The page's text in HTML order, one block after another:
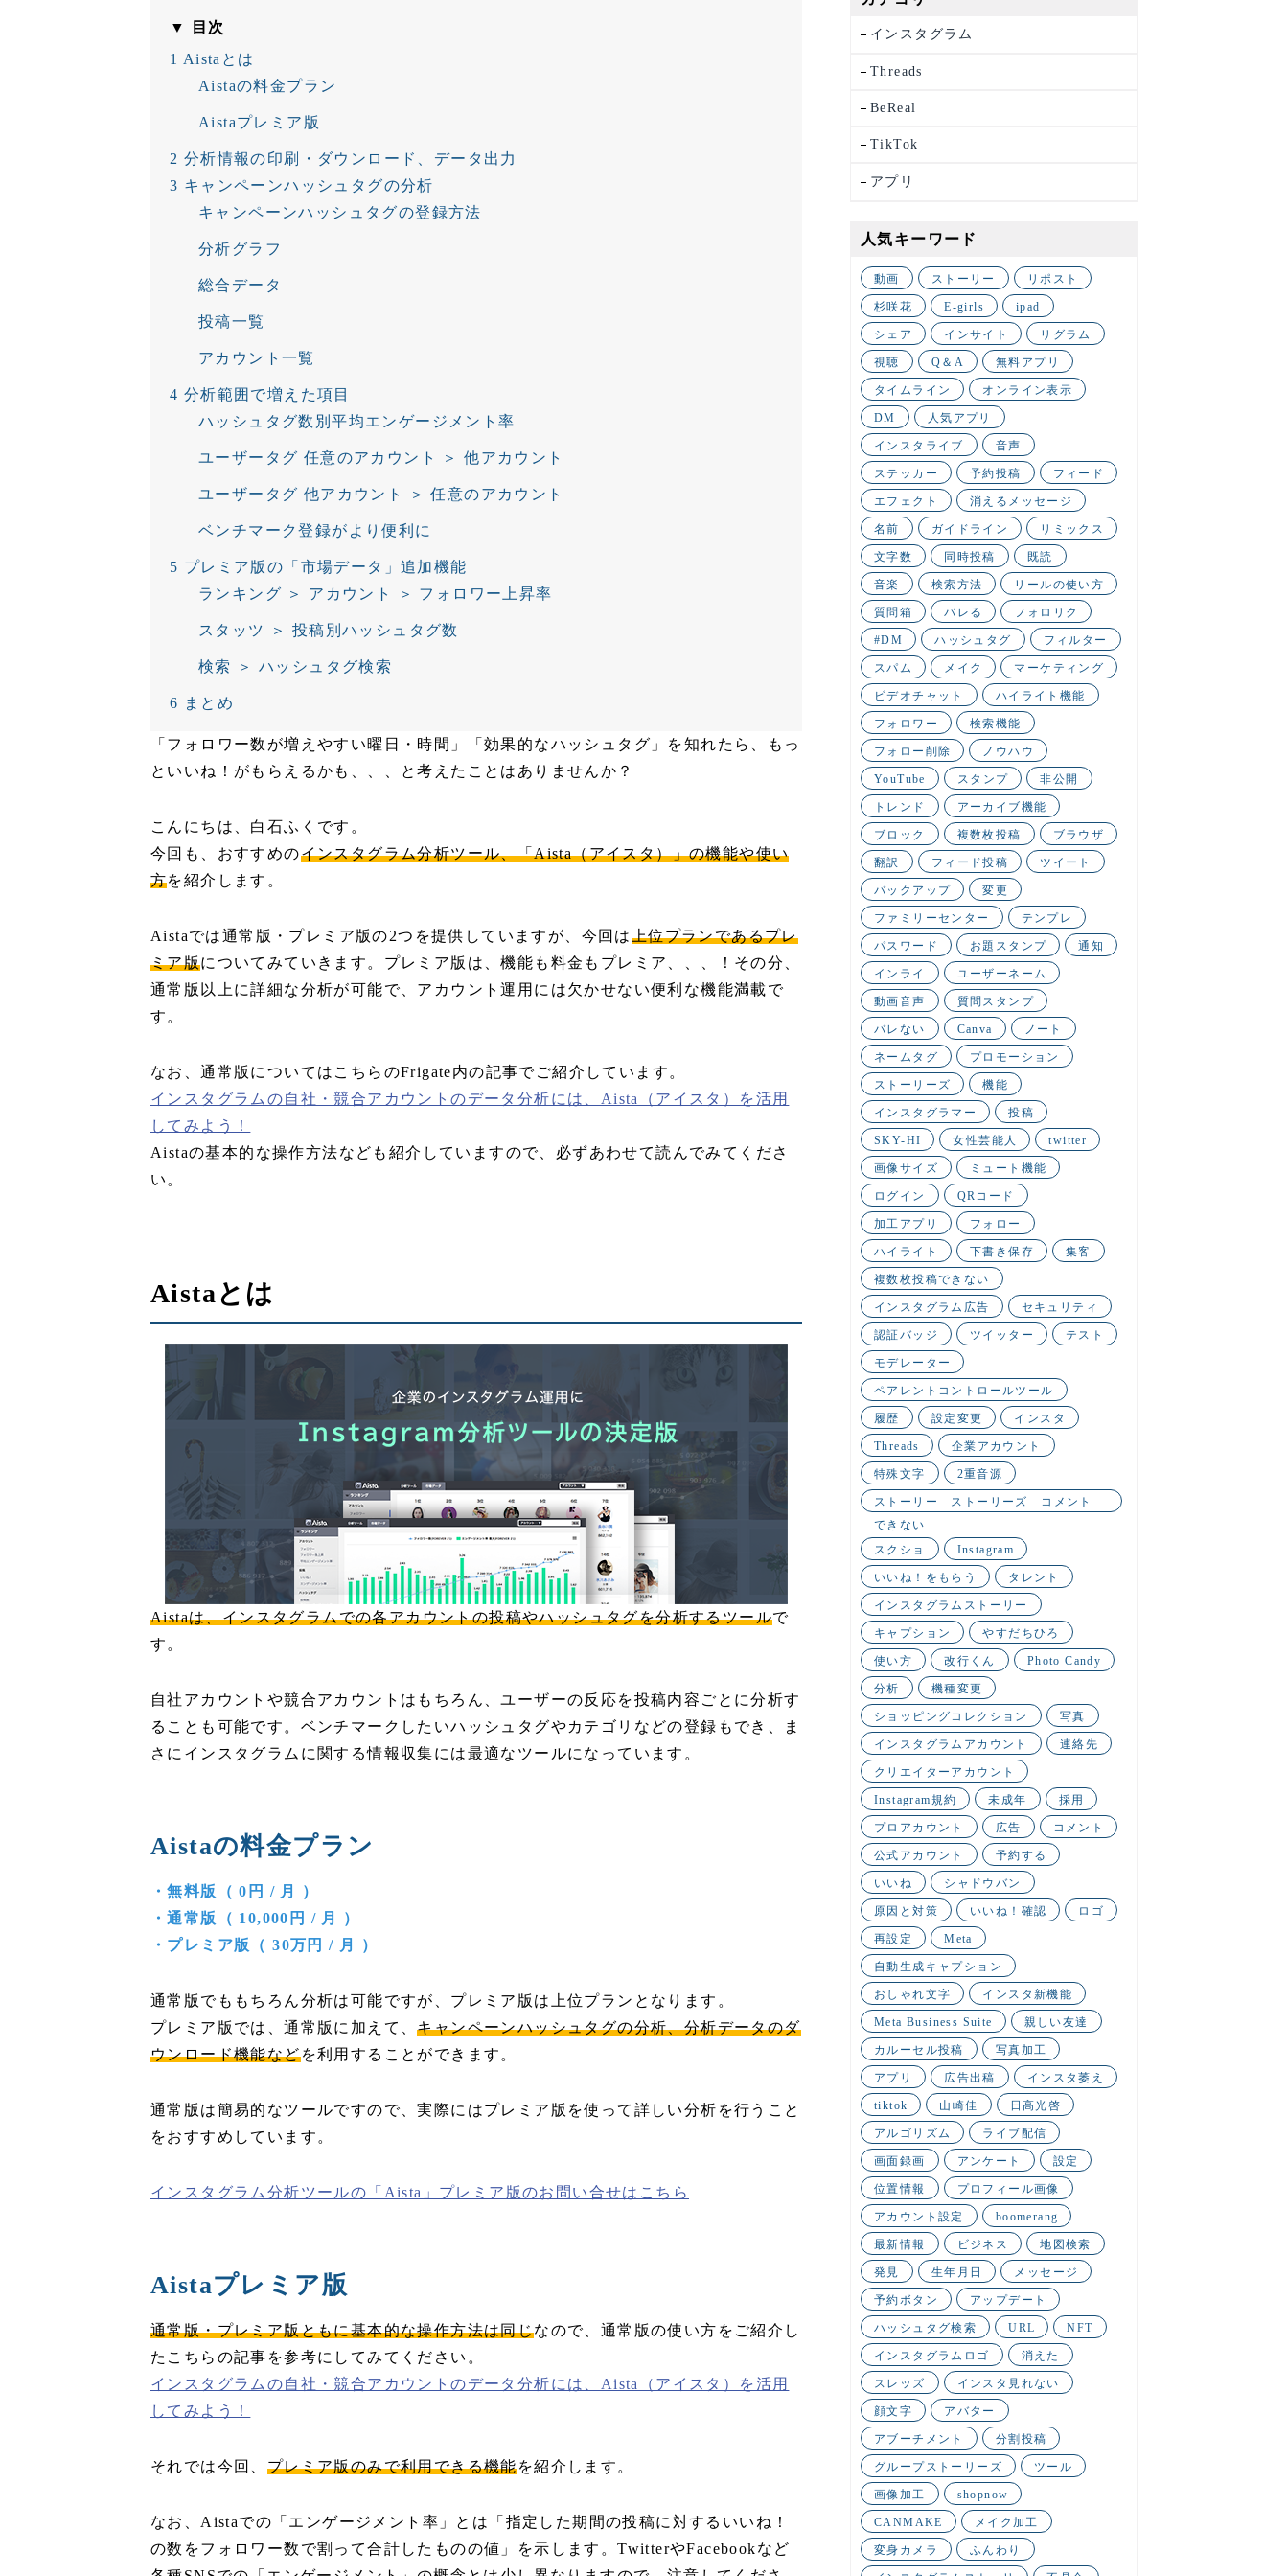
▼ 目次
1 Aistaとは
Aistaの料金プラン
Aistaプレミア版
2 分析情報の印刷・ダウンロード、データ出力
3 キャンペーンハッシュタグの分析
キャンペーンハッシュタグの登録方法
分析グラフ
総合データ
投稿一覧
アカウント一覧
4 分析範囲で増えた項目
ハッシュタグ数別平均エンゲージメント率
ユーザータグ 任意のアカウント ＞ 他アカウント
ユーザータグ 他アカウント ＞ 任意のアカウント
ベンチマーク登録がより便利に
5 プレミア版の「市場データ」追加機能
ランキング ＞ アカウント ＞ フォロワー上昇率
スタッツ ＞ 投稿別ハッシュタグ数
検索 ＞ ハッシュタグ検索
6 まとめ
「フォロワー数が増えやすい曜日・時間」「効果的なハッシュタグ」を知れたら、もっ
といいね！がもらえるかも、、、と考えたことはありませんか？
こんにちは、白石ふくです。
今回も、おすすめのインスタグラム分析ツール、「Aista（アイスタ）」の機能や使い
方を紹介します。
Aistaでは通常版・プレミア版の2つを提供していますが、今回は上位プランであるプレ
ミア版についてみていきます。プレミア版は、機能も料金もプレミア、、、！その分、
通常版以上に詳細な分析が可能で、アカウント運用には欠かせない便利な機能満載で
す。
なお、通常版についてはこちらのFrigate内の記事でご紹介しています。
インスタグラムの自社・競合アカウントのデータ分析には、Aista（アイスタ）を活用
してみよう！
Aistaの基本的な操作方法なども紹介していますので、必ずあわせて読んでみてくださ
い。
Aistaとは
Aistaは、インスタグラムでの各アカウントの投稿やハッシュタグを分析するツールで
す。
自社アカウントや競合アカウントはもちろん、ユーザーの反応を投稿内容ごとに分析す
ることも可能です。ベンチマークしたいハッシュタグやカテゴリなどの登録もでき、ま
さにインスタグラムに関する情報収集には最適なツールになっています。
Aistaの料金プラン
・無料版（ 0円 / 月 ）
・通常版（ 10,000円 / 月 ）
・プレミア版（ 30万円 / 月 ）
通常版でももちろん分析は可能ですが、プレミア版は上位プランとなります。
プレミア版では、通常版に加えて、キャンペーンハッシュタグの分析、分析データのダ
ウンロード機能などを利用することができます。
通常版は簡易的なツールですので、実際にはプレミア版を使って詳しい分析を行うこと
をおすすめしています。
インスタグラム分析ツールの「Aista」プレミア版のお問い合せはこちら
Aistaプレミア版
通常版・プレミア版ともに基本的な操作方法は同じなので、通常版の使い方をご紹介し
たこちらの記事を参考にしてみてください。
インスタグラムの自社・競合アカウントのデータ分析には、Aista（アイスタ）を活用
してみよう！
それでは今回、 プレミア版のみで利用できる機能を紹介します。
なお、Aistaでの「エンゲージメント率」とは「指定した期間の投稿に対するいいね！
の数をフォロワー数で割って合計したものの値」を示します。TwitterやFacebookなど
インスタグラム
Threads
BeReal
TikTok
アプリ
人気キーワード
動画 ストーリー リポスト
杉咲花 E-girls ipad
シェア インサイト リグラム
視聴 Q＆A 無料アプリ
タイムライン オンライン表示
DM 人気アプリ
インスタライブ 音声
ステッカー 予約投稿 フィード
エフェクト 消えるメッセージ
名前 ガイドライン リミックス
文字数 同時投稿 既読
音楽 検索方法 リールの使い方
質問箱 バレる フォロリク
#DM ハッシュタグ フィルター
スパム メイク マーケティング
ビデオチャット ハイライト機能
フォロワー 検索機能
フォロー削除 ノウハウ
YouTube スタンプ 非公開
トレンド アーカイブ機能
ブロック 複数枚投稿 ブラウザ
翻訳 フィード投稿 ツイート
バックアップ 変更
ファミリーセンター テンプレ
パスワード お題スタンプ 通知
インライ ユーザーネーム
動画音声 質問スタンプ
バレない Canva ノート
ネームタグ プロモーション
ストーリーズ 機能
インスタグラマー 投稿
SKY-HI 女性芸能人 twitter
画像サイズ ミュート機能
ログイン QRコード
加工アプリ フォロー
ハイライト 下書き保存 集客
複数枚投稿できない
インスタグラム広告 セキュリティ
認証バッジ ツイッター テスト
モデレーター
ペアレントコントロールツール
履歴 設定変更 インスタ
Threads 企業アカウント
特殊文字 2重音源
ストーリー ストーリーズ コメント
できない
スクショ
Instagram
いいね！をもらう タレント
インスタグラムストーリー
キャプション やすだちひろ
使い方 改行くん Photo Candy
分析 機種変更
ショッピングコレクション 写真
インスタグラムアカウント 連絡先
クリエイターアカウント
Instagram規約 未成年 採用
プロアカウント 広告 コメント
公式アカウント 予約する
いいね シャドウバン
原因と対策 いいね！確認 ロゴ
再設定 Meta
自動生成キャプション
おしゃれ文字 インスタ新機能
Meta Business Suite 親しい友達
カルーセル投稿 写真加工
アプリ 広告出稿 インスタ萎え
tiktok 山崎佳 日高光啓
アルゴリズム ライブ配信
画面録画 アンケート 設定
位置情報 プロフィール画像
アカウント設定 boomerang
最新情報 ビジネス 地図検索
発見 生年月日 メッセージ
予約ボタン アップデート
ハッシュタグ検索 URL NFT
インスタグラムロゴ 消えた
スレッズ インスタ見れない
顔文字 アバター
アブーチメント 分割投稿
グループストーリーズ ツール
画像加工 shopnow
CANMAKE メイク加工
変身カメラ ふんわり